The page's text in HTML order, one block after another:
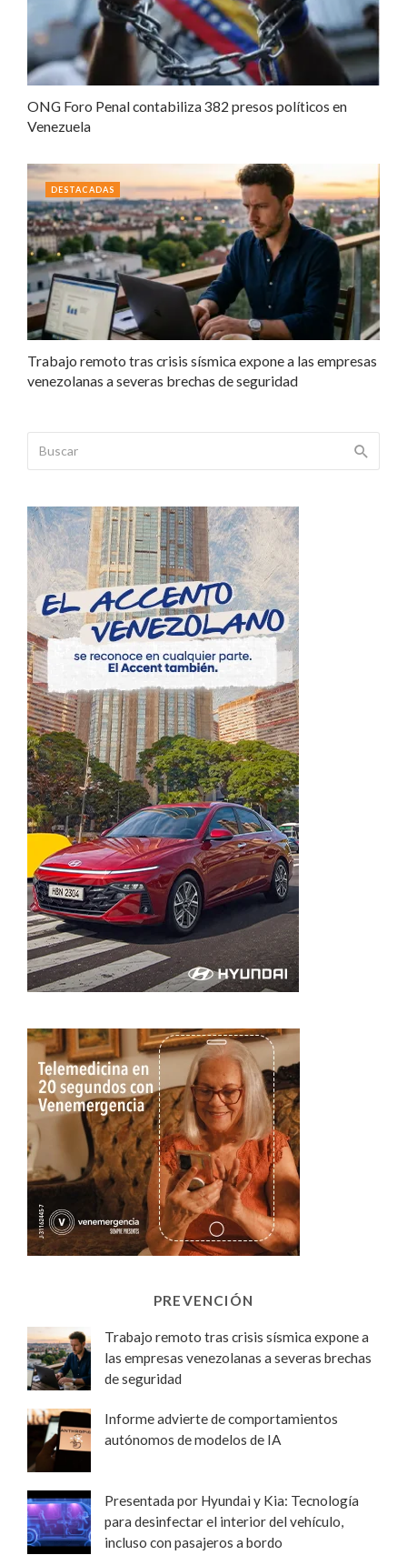
ONG Foro Penal contabiliza 382 presos políticos en
Venezuela
Trabajo remoto tras crisis sísmica expone a las empresas
venezolanas a severas brechas de seguridad
DESTACADAS
PREVENCIÓN
Trabajo remoto tras crisis sísmica expone a
las empresas venezolanas a severas brechas
de seguridad
Informe advierte de comportamientos
autónomos de modelos de IA
Presentada por Hyundai y Kia: Tecnología
para desinfectar el interior del vehículo,
incluso con pasajeros a bordo